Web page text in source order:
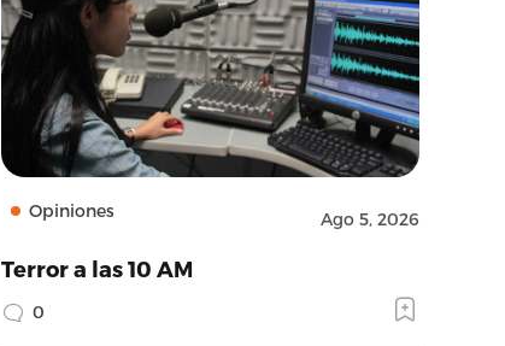
Opiniones Ago 5, 2026
Terror a las 10 AM
0